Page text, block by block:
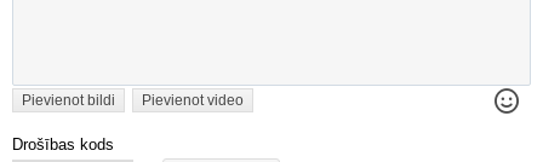
Pievienot bildi Pievienot video
Drošības kods